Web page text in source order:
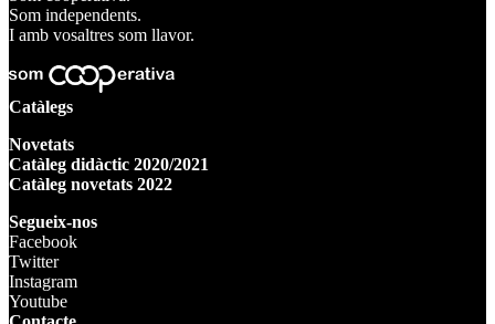
Som independents.
I amb vosaltres som llavor.
Catàlegs
Novetats
Catàleg didàctic 2020/2021
Catàleg novetats 2022
Segueix-nos
Facebook
Twitter
Instagram
Youtube